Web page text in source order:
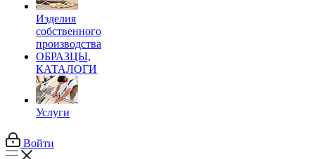
Изделия
собственного
производства
ОБРАЗЦЫ,
КАТАЛОГИ
Услуги
Войти